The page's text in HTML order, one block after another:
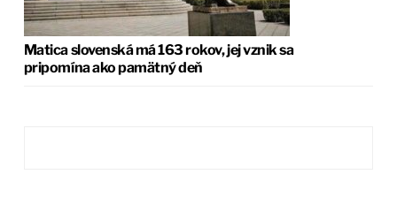
Matica slovenská má 163 rokov, jej vznik sa
pripomína ako pamätný deň